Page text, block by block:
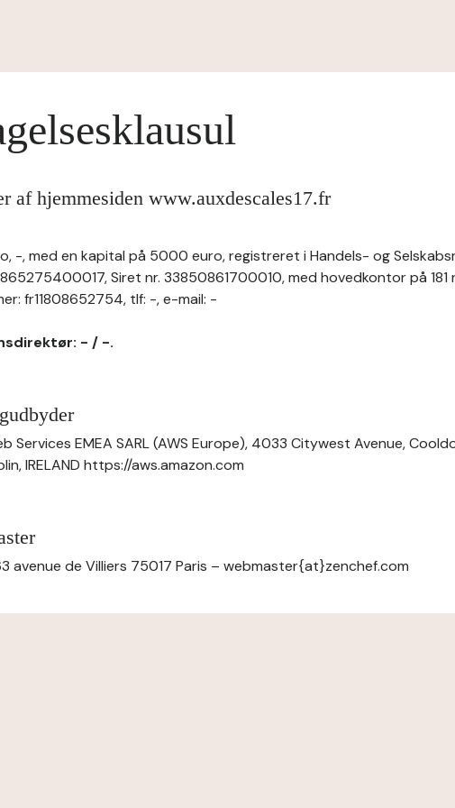
af hjemmesiden www.auxdescales17.fr
-, med en kapital på 5000 euro, registreret i Handels- og
Siret nr. 33850861700010, med hovedkontor på 181
fr11808652754, tlf: -, e-mail: -
- / -.
Services EMEA SARL (AWS Europe), 4033 Citywest Avenue,
IRELAND https://aws.amazon.com
avenue de Villiers 75017 Paris – webmaster{at}zenchef.com